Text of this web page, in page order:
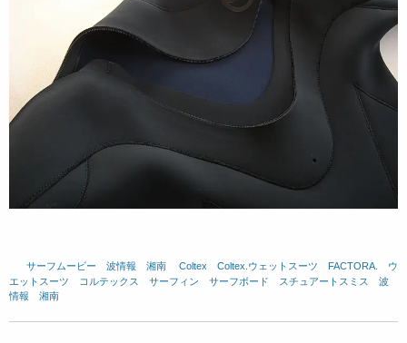
サーフムービー 波情報 湘南 Coltex Coltex.ウェットスーツ FACTORA.
ウ
エットスーツ
コルテックス サーフィン サーフボード スチュアートスミス
波
情報 湘南